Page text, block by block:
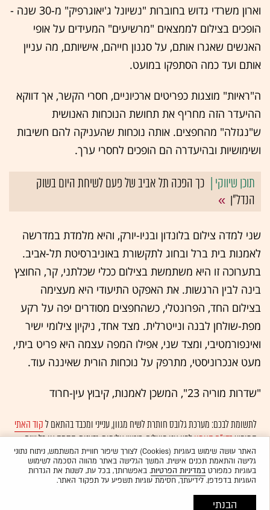
וארון משרדי גדוש בחוברות "נשיונל ג'יאוגרפיק" מ-30 שנה -
הופכים בצילום לממצאים "מרשיעים" המעידים על אופי
האנשים שאגרו אותם, על סגנון חייהם, אישיותם, מה עניין
אותם ועד כמה הסתפקו במועט.
ה"ראיות" מוצגות כפריטים ארכיוניים, חסרי הקשר, אך דווקא
ההיעדר הזה מחריף את תחושת הנוכחות האנושית
ש"נגזלה" מהחפצים. אותה נוכחות שהעניקה להם חשיבות
ושימושיות ובהיעדרה הם הופכים לחסרי ערך.
כך הפכה תל אביב של פעם לשיחת היום בשוק
הנדל"ן
שני למדה צילום בלונדון ובניו-יורק, והיא מלמדת במדרשה
לאמנות בית ברל ובחוג לתקשורת באוניברסיטת תל-אביב.
בתערוכה זו היא משתמשת בצילום ככלי שכלתני, קר, החוצץ
בינה לבין הרגשות. את האפקט התיעודי היא מעצימה
בצילום החד, הפרונטלי, כשהחפצים מסודרים יפה על רקע
מפת-שולחן לבנה ונייטרלית. מצד אחד, ניקיון צילומי ישיר
ואינפורמטיבי, ומצד שני, אפילו המפה עצמה היא פריט ביתי,
מעט אנכרוניסטי, מתרפק על נוכחות הורית שאיננה עוד.
"שדרות מוריה 23", המשכן לאמנות, קיבוץ עין-חרוד
לתשומת לבכם: מערכת גלובס חותרת לשיח מגוון, ענייני ומכבד בהתאם לקוד האתי
המופיעבדו"ח האמוןלפיו אנו פועלים. ביטויי אלימות, גזענות, הסתה או כל שיח
בלתי הולם אחר מסוננים בצורהאוטומטיתולא יפורסמו באתר.
האתר עושה שימוש בעוגיות (Cookies) לצורך שיפור חוויית המשתמש, ניתוח נתוני
גלישה והתאמת תכנים אישית. המשך הגלישה באתר מהווה הסכמה לשימוש
בעוגיות כמפורטבמדיניות הפרטיות. באפשרותך, בכל עת, לשנות את הגדרות
העוגיות בדפדפן. לידיעתך, חסימת עוגיות תשפיע על תפקוד האתר.
הבנתי